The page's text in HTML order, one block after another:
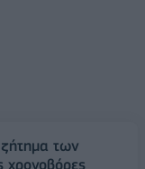
των
χρονοβόρες